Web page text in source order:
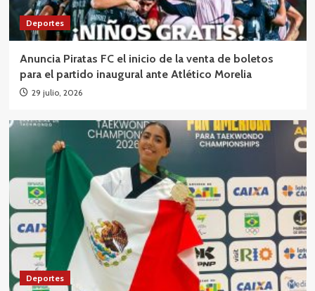
Deportes
Anuncia Piratas FC el inicio de la venta de boletos
para el partido inaugural ante Atlético Morelia
29 julio, 2026
Deportes